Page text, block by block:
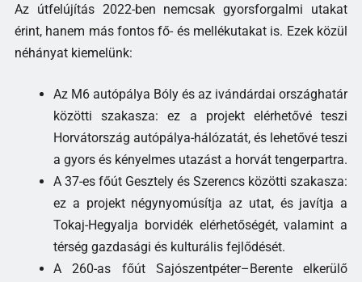
Az útfelújítás 2022-ben nemcsak gyorsforgalmi utakat
érint, hanem más fontos fő- és mellékutakat is. Ezek közül
néhányat kiemelünk:
Az M6 autópálya Bóly és az ivándárdai országhatár
közötti szakasza: ez a projekt elérhetővé teszi
Horvátország autópálya-hálózatát, és lehetővé teszi
a gyors és kényelmes utazást a horvát tengerpartra.
A 37-es főút Gesztely és Szerencs közötti szakasza:
ez a projekt négynyomúsítja az utat, és javítja a
Tokaj-Hegyalja borvidék elérhetőségét, valamint a
térség gazdasági és kulturális fejlődését.
A 260-as főút Sajószentpéter–Berente elkerülő